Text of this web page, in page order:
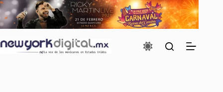
Saltar
al
contenido